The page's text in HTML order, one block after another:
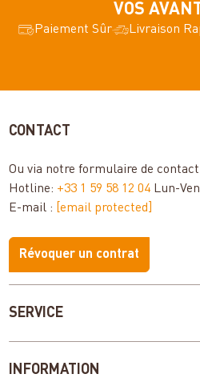
VOS
Paiement Sûr Livraison
SERVICE
INFORMATION
CONTACT
Ou via notreformulaire de contact
Hotline: +33 1 59 58 12 04 Lun-
E-mail : [email protected]
Révoquer un contrat